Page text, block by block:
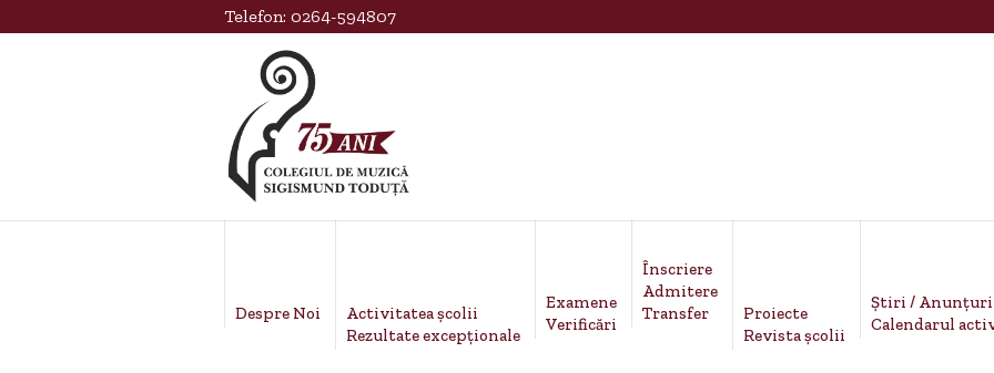
Telefon: 0264-594807
Despre Noi
Activitatea școlii
Rezultate excepționale
Examene
Verificări
Înscriere
Admitere
Transfer
Proiecte
Revista școlii
Știri / Anunțuri
Calendarul